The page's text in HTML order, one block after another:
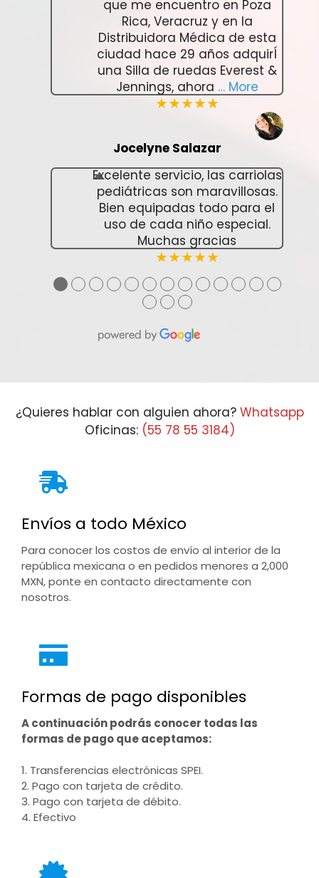
que me encuentro en Poza
Rica, Veracruz y en la
Distribuidora Médica de esta
ciudad hace 29 años adquirÍ
una Silla de ruedas Everest &
Jennings, ahora … More
★★★★★
Jocelyne Salazar
Excelente servicio, las carriolas
pediátricas son maravillosas.
Bien equipadas todo para el
uso de cada niño especial.
Muchas gracias
★★★★★
●●●●●●●●●●●●●
●●●
¿Quieres hablar con alguien ahora? Whatsapp
Oficinas: (55 78 55 3184)
Envíos a todo México
Para conocer los costos de envío al interior de la
república mexicana o en pedidos menores a 2,000
MXN, ponte en contacto directamente con
nosotros.
Formas de pago disponibles
A continuación podrás conocer todas las
formas de pago que aceptamos:
1. Transferencias electrónicas SPEI.
2. Pago con tarjeta de crédito.
3. Pago con tarjeta de débito.
4. Efectivo